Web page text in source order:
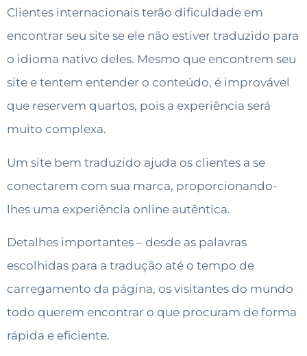
Clientes internacionais terão dificuldade em
encontrar seu site se ele não estiver traduzido para
o idioma nativo deles. Mesmo que encontrem seu
site e tentem entender o conteúdo, é improvável
que reservem quartos, pois a experiência será
muito complexa.
Um site bem traduzido ajuda os clientes a se
conectarem com sua marca, proporcionando-
lhes uma experiência online autêntica.
Detalhes importantes – desde as palavras
escolhidas para a tradução até o tempo de
carregamento da página, os visitantes do mundo
todo querem encontrar o que procuram de forma
rápida e eficiente.